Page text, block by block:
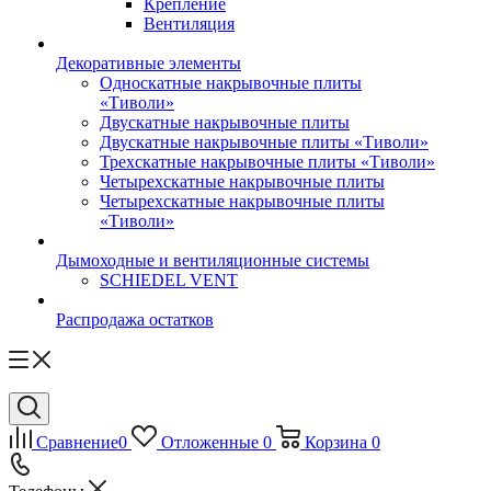
Крепление
Вентиляция
Декоративные элементы
Односкатные накрывочные плиты
«Тиволи»
Двускатные накрывочные плиты
Двускатные накрывочные плиты «Тиволи»
Трехскатные накрывочные плиты «Тиволи»
Четырехскатные накрывочные плиты
Четырехскатные накрывочные плиты
«Тиволи»
Дымоходные и вентиляционные системы
SCHIEDEL VENT
Распродажа остатков
Сравнение0 Отложенные 0 Корзина 0